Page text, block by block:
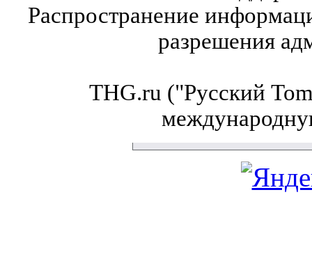
Распространение
разрешения
THG.ru ("Русский